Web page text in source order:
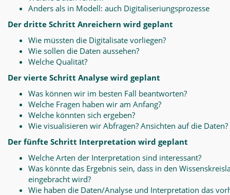
Anders als in Modell: auch Digitaliseriungsprozesse
Der dritte Schritt Anreichern wird geplant
Wie müssten die Digitalisate vorliegen?
Wie sollen die Daten aussehen?
Welche Qualität?
Der vierte Schritt Analyse wird geplant
Was können wir im besten Fall beantworten?
Welche Fragen haben wir am Anfang?
Welche könnten sich ergeben?
Wie visualisieren wir Abfragen? Ansichten auf die Daten?
Der fünfte Schritt Interpretation wird geplant
Welche Arten der Interpretation sind interessant?
Was könnte das Ergebnis sein, dass in den
eingebracht wird?
Wie haben die Daten/Analyse und Interpretation das